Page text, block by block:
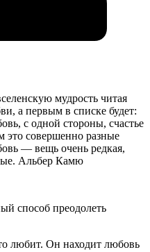
мудрость читая
а первым в списке будет:
с одной стороны, счастье
совершенно разные
— вещь очень редкая,
Альбер Камю
способ преодолеть
любит. Он находит любовь